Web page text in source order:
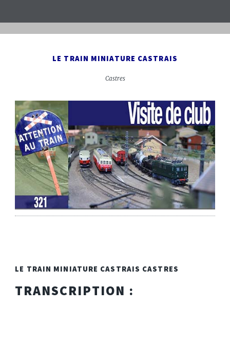
LE TRAIN MINIATURE CASTRAIS
Castres
LE TRAIN MINIATURE CASTRAIS CASTRES
TRANSCRIPTION :